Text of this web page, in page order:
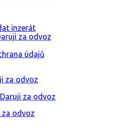
inzerát
za odvoz
údajů